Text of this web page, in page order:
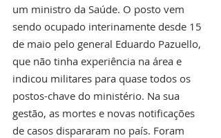
um ministro da Saúde. O posto vem
sendo ocupado interinamente desde 15
de maio pelo general Eduardo Pazuello,
que não tinha experiência na área e
indicou militares para quase todos os
postos-chave do ministério. Na sua
gestão, as mortes e novas notificações
de casos dispararam no país. Foram